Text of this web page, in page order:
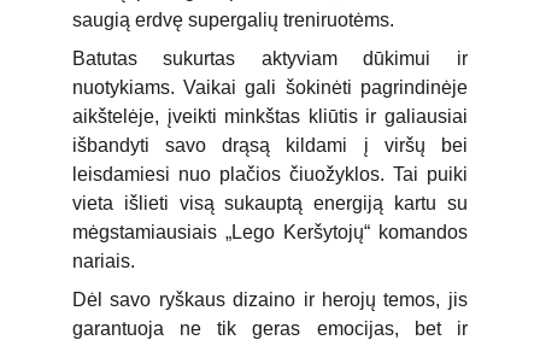
saugią erdvę supergalių treniruotėms.
Batutas sukurtas aktyviam dūkimui ir
nuotykiams. Vaikai gali šokinėti pagrindinėje
aikštelėje, įveikti minkštas kliūtis ir galiausiai
išbandyti savo drąsą kildami į viršų bei
leisdamiesi nuo plačios čiuožyklos. Tai puiki
vieta išlieti visą sukauptą energiją kartu su
mėgstamiausiais „Lego Keršytojų“ komandos
nariais.
Dėl savo ryškaus dizaino ir herojų temos, jis
garantuoja ne tik geras emocijas, bet ir